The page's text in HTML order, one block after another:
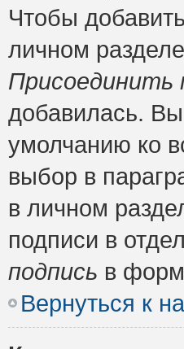
Чтобы
личном
Присоединить
добавилась.
умолчанию ко
выбор в
в личном
подписи в
подпись в
Вернуться к